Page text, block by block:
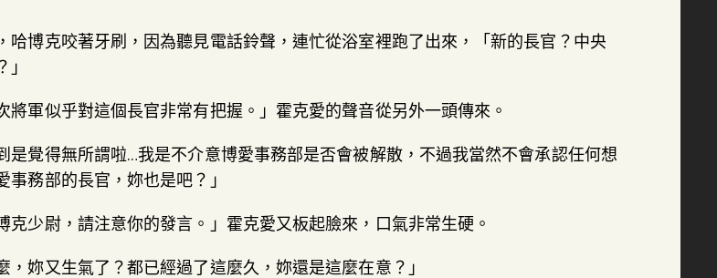
哈博克咬著牙刷，因為聽見電話鈴聲，連忙從浴室裡跑了出來，「新的長官？中央
」
將軍似乎對這個長官非常有把握。」霍克愛的聲音從另外一頭傳來。
到是覺得無所謂啦…我是不介意博愛事務部是否會被解散，不過我當然不會承認任何想
事務部的長官，妳也是吧？」
克少尉，請注意你的發言。」霍克愛又板起臉來，口氣非常生硬。
，妳又生氣了？都已經過了這麼久，妳還是這麼在意？」